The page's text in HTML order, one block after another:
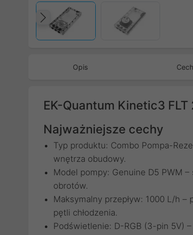
Poprzedni
Opis
EK-Quantum Kinetic3
Najważniejsze cechy
Typ produktu: Combo Pompa-
wnętrza obudowy.
Model pompy: Genuine D5 PWM
obrotów.
Maksymalny przepływ: 1000 L/h
pętli chłodzenia.
Podświetlenie: D-RGB (3-pin 5V)